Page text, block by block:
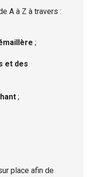
A à Z à travers :
;
et des
;
place afin de